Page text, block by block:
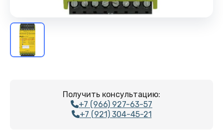
Получить консультацию:
+7 (966) 927-63-57
+7 (921) 304-45-21